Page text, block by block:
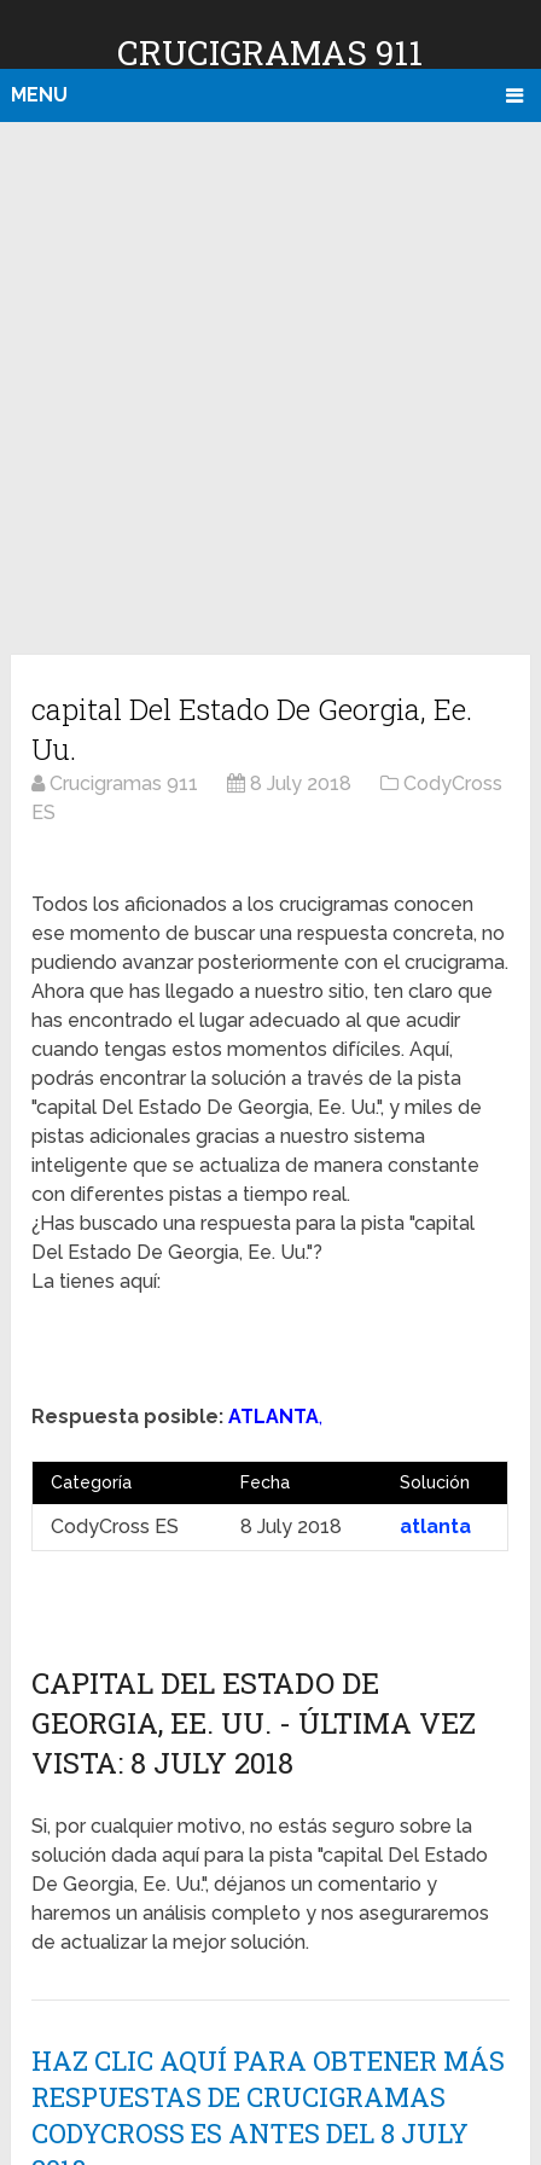
CRUCIGRAMAS 911
MENU
capital Del Estado De Georgia, Ee.
Uu.
Crucigramas 911 8 July 2018
CodyCross
ES
Todos los aficionados a los crucigramas conocen
ese momento de buscar una respuesta concreta, no
pudiendo avanzar posteriormente con el crucigrama.
Ahora que has llegado a nuestro sitio, ten claro que
has encontrado el lugar adecuado al que acudir
cuando tengas estos momentos difíciles. Aquí,
podrás encontrar la solución a través de la pista
"capital Del Estado De Georgia, Ee. Uu.", y miles de
pistas adicionales gracias a nuestro sistema
inteligente que se actualiza de manera constante
con diferentes pistas a tiempo real.
¿Has buscado una respuesta para la pista "capital
Del Estado De Georgia, Ee. Uu."?
La tienes aquí:
Respuesta posible: ATLANTA,
Categoría Fecha Solución
CodyCross ES 8 July 2018 atlanta
CAPITAL DEL ESTADO DE
GEORGIA, EE. UU. - ÚLTIMA VEZ
VISTA: 8 JULY 2018
Si, por cualquier motivo, no estás seguro sobre la
solución dada aquí para la pista "capital Del Estado
De Georgia, Ee. Uu.", déjanos un comentario y
haremos un análisis completo y nos aseguraremos
de actualizar la mejor solución.
HAZ CLIC AQUÍ PARA OBTENER MÁS
RESPUESTAS DE CRUCIGRAMAS
CODYCROSS ES ANTES DEL 8 JULY